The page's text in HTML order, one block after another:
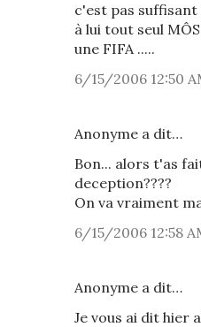
c'est pas suffisant
à lui tout seul
une FIFA .....
6/15/2006 12:50
Anonyme a dit…
Bon... alors t'as
deception????
On va vraiment
6/15/2006 12:58
Anonyme a dit…
Je vous ai dit hier